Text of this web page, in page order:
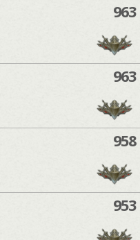
963
963
958
953